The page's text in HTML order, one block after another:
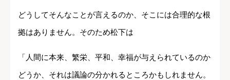
どうしてそんなことが言えるのか、そこには合理的な根
拠はありません。そのため松下は
「人間に本来、繁栄、平和、幸福が与えられているのか
どうか、それは議論の分かれるところかもしれません。